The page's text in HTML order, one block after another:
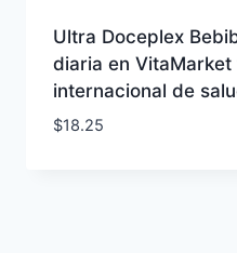
Ultra Doceplex
diaria en VitaMarket
internacional de
$18.25